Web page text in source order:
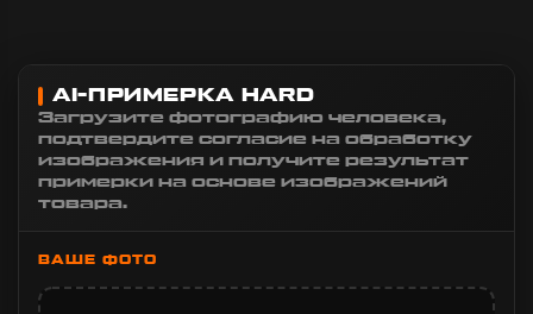
AI-ПРИМЕРКА HARD
Загрузите фотографию человека,
подтвердите согласие на обработку
изображения и получите результат
примерки на основе изображений
товара.
ВАШЕ ФОТО